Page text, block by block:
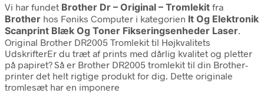
Vi har fundet Brother Dr – Original – Tromlekit fra
Brother hos Føniks Computer i kategorien It Og Elektronik
Scanprint Blæk Og Toner Fikseringsenheder Laser.
Original Brother DR2005 Tromlekit til Højkvalitets
UdskrifterEr du træt af prints med dårlig kvalitet og pletter
på papiret? Så er Brother DR2005 tromlekit til din Brother-
printer det helt rigtige produkt for dig. Dette originale
tromlesæt har en imponere